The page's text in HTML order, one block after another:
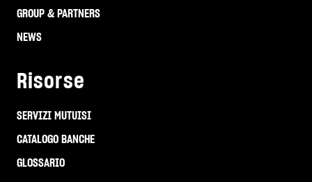
GROUP & PARTNERS
NEWS
Risorse
SERVIZI MUTUISI
CATALOGO BANCHE
GLOSSARIO